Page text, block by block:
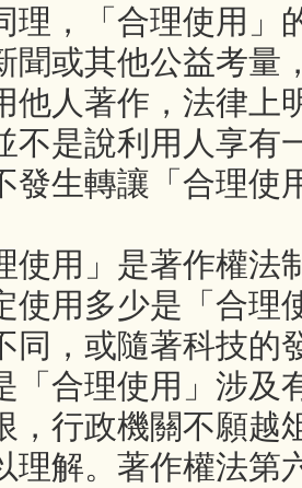
理，「合理使用」
聞或其他公益考量
他人著作，法律上
不是說利用人享有
發生轉讓「合理使
使用」是著作權
使用多少是「合理
同，或隨著科技的
「合理使用」涉及
，行政機關不願越
理解。著作權法第